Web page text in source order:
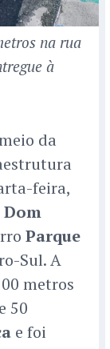
na rua
à
da
feira,
Parque
Sul. A
metros
50
e foi